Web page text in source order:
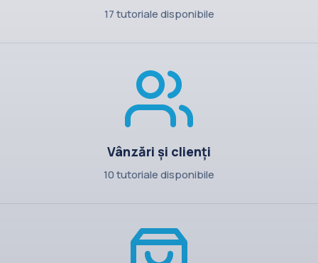
17 tutoriale disponibile
Vânzări și clienți
10 tutoriale disponibile